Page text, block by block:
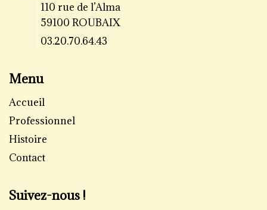
110 rue de l’Alma
59100 ROUBAIX
03.20.70.64.43
Menu
Accueil
Professionnel
Histoire
Contact
Suivez-nous !